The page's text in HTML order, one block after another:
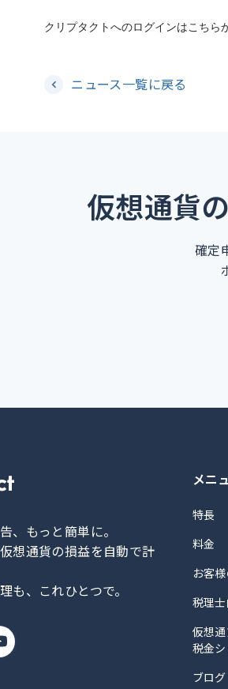
クリプタクトへのログインはこちら
ニュース一覧に戻る
仮想通貨
確定
、もっと簡単に。
想通貨の損益を自動で計
も、これひとつで。
メニ
特長
料金
お客
税理
仮想
税金
ブログ